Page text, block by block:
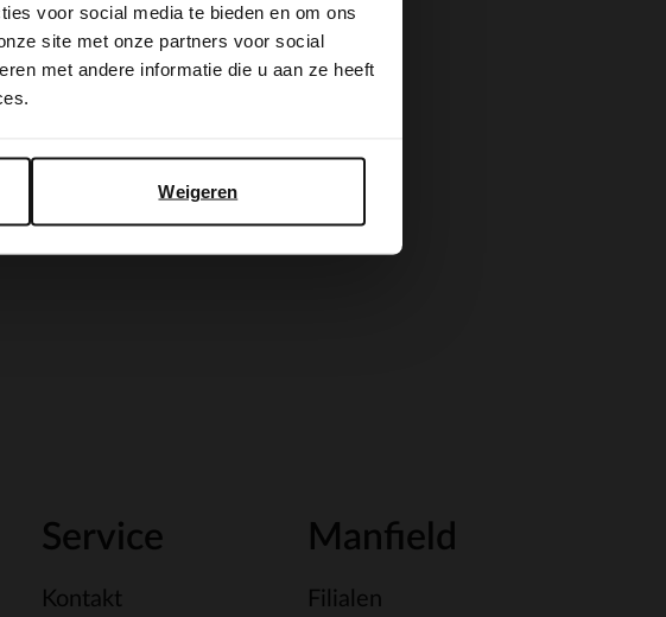
voor social media te bieden en om ons
site met onze partners voor social
met andere informatie die u aan ze heeft
Weigeren
Service
Kontakt
Manfield
Filialen
like to